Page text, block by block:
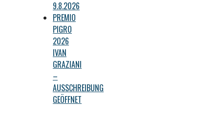
9.8.2026
PREMIO
PIGRO
2026
IVAN
GRAZIANI
–
AUSSCHREIBUNG
GEÖFFNET